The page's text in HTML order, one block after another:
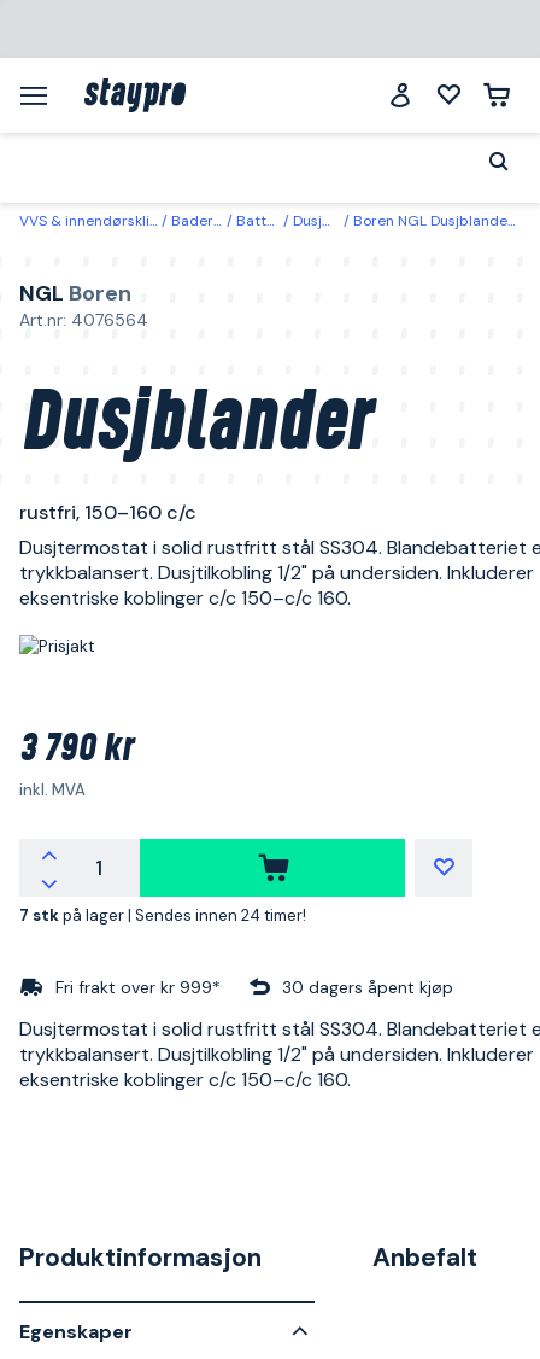
VVS & innendørsklima Baderom Batterier Dusjbatteri Boren NGL Dusjblander rustfri, 150–160 c/c
NGL Boren
Art.nr: 4076564
Dusjblander
rustfri, 150–160 c/c
Dusjtermostat i solid rustfritt stål SS304. Blandebatteriet
trykkbalansert. Dusjtilkobling 1/2" på undersiden. Inkluderer
eksentriske koblinger c/c 150–c/c 160.
3 790 kr
inkl. MVA
7 stkpå lager | Sendes innen 24 timer!
Fri frakt over kr 999* 30 dagers åpent kjøp
Dusjtermostat i solid rustfritt stål SS304. Blandebatteriet
trykkbalansert. Dusjtilkobling 1/2" på undersiden. Inkluderer
eksentriske koblinger c/c 150–c/c 160.
Produktinformasjon
Egenskaper
Anbefalt